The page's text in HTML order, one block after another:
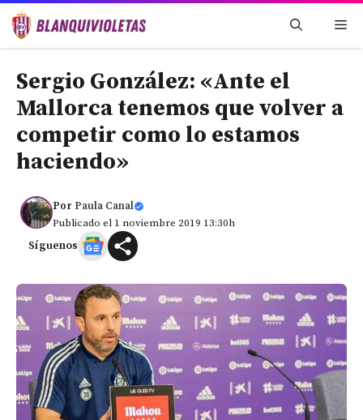
Saltar
Sergio González: «Ante el
Mallorca tenemos que volver a
competir como lo estamos
haciendo»
Por Paula Canal
Publicado el 1 noviembre 2019 13:30h
Síguenos